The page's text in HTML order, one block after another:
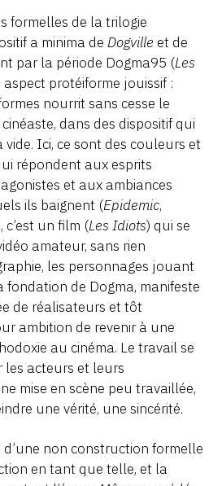
formelles de la trilogie
a minima de Dogville et de
par la période Dogma95 (Les
aspect protéiforme jouissif :
nourrit sans cesse le
dans des dispositif qui
Ici, ce sont des couleurs et
répondent aux esprits
et aux ambiances
ils baignent (Epidemic,
c’est un film (Les Idiots) qui se
amateur, sans rien
les personnages jouant
fondation de Dogma, manifeste
de réalisateurs et tôt
ambition de revenir à une
au cinéma. Le travail se
acteurs et leurs
mise en scène peu travaillée,
une vérité, une sincérité.
d’une non construction formelle
en tant que telle, et la